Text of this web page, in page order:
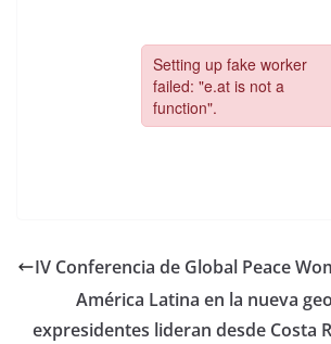
IV Conferencia de Global Peace
América Latina en la nueva
expresidentes lideran desde Costa